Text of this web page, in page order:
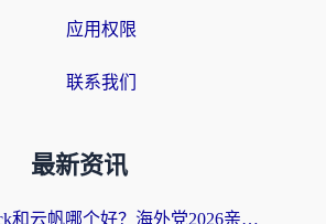
应用权限
联系我们
最新资讯
Quickback和云帆哪个好？海外党2026亲测指南：选对加速器大陆工具，无缝刷国内剧玩国服